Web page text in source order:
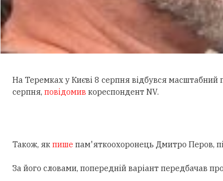
На Теремках у Києві 8 серпня відбувся масштабний
серпня, повідомив кореспондент NV.
Також, як пише пам'яткоохоронець Дмитро Перов,
За його словами, попередній варіант передбачав